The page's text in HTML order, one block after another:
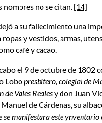
nombres no se citan. [14]
a su fallecimiento una
y vestidos, armas,
café y cacao.
el 9 de octubre de 1802
Lobopresbitero, colegial de
de Vales Realesy don Juan
de Cárdenas, su
se manifestara este